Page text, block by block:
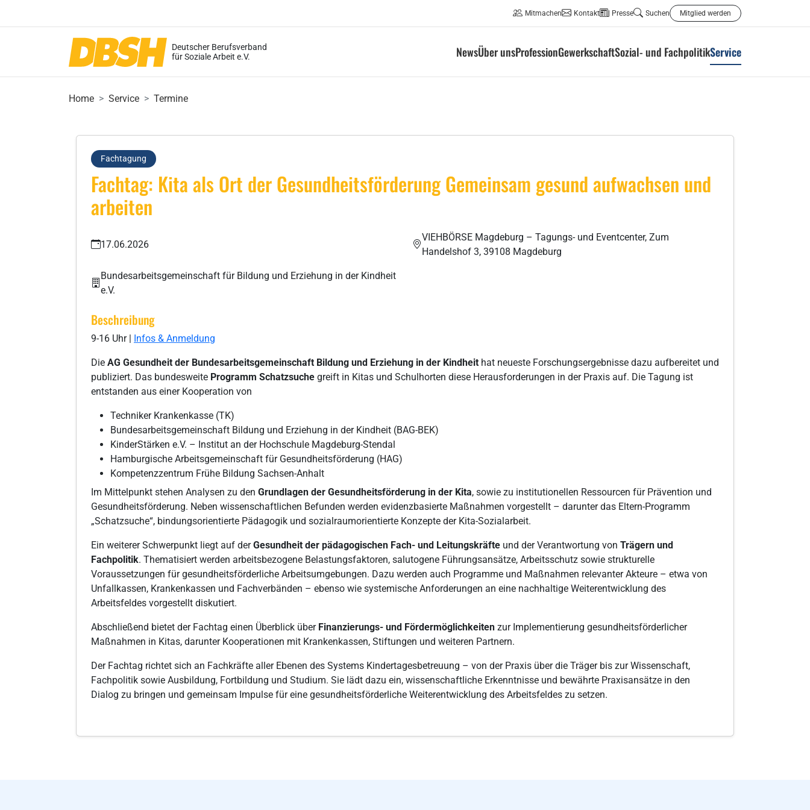
Mitmachen Kontakt Presse Suchen Mitglied werden
Deutscher Berufsverband
für Soziale Arbeit e.V.
NewsÜber unsProfessionGewerkschaftSozial- und FachpolitikService
Home Service Termine
Fachtagung
Fachtag: Kita als Ort der Gesundheitsförderung Gemeinsam gesund aufwachsen und
arbeiten
17.06.2026
VIEHBÖRSE Magdeburg – Tagungs- und Eventcenter, Zum
Handelshof 3, 39108 Magdeburg
Bundesarbeitsgemeinschaft für Bildung und Erziehung in der Kindheit
e.V.
Beschreibung
9-16 Uhr | Infos & Anmeldung
Die AG Gesundheit der Bundesarbeitsgemeinschaft Bildung und Erziehung in der Kindheit hat neueste Forschungsergebnisse dazu aufbereitet und
publiziert. Das bundesweite Programm Schatzsuche greift in Kitas und Schulhorten diese Herausforderungen in der Praxis auf. Die Tagung ist
entstanden aus einer Kooperation von
Techniker Krankenkasse (TK)
Bundesarbeitsgemeinschaft Bildung und Erziehung in der Kindheit (BAG-BEK)
KinderStärken e.V. – Institut an der Hochschule Magdeburg-Stendal
Hamburgische Arbeitsgemeinschaft für Gesundheitsförderung (HAG)
Kompetenzzentrum Frühe Bildung Sachsen-Anhalt
Im Mittelpunkt stehen Analysen zu den Grundlagen der Gesundheitsförderung in der Kita, sowie zu institutionellen Ressourcen für Prävention und
Gesundheitsförderung. Neben wissenschaftlichen Befunden werden evidenzbasierte Maßnahmen vorgestellt – darunter das Eltern-Programm
„Schatzsuche“, bindungsorientierte Pädagogik und sozialraumorientierte Konzepte der Kita-Sozialarbeit.
Ein weiterer Schwerpunkt liegt auf derGesundheit der pädagogischen Fach- und Leitungskräfte und der Verantwortung von Trägern und
Fachpolitik. Thematisiert werden arbeitsbezogene Belastungsfaktoren, salutogene Führungsansätze, Arbeitsschutz sowie strukturelle
Voraussetzungen für gesundheitsförderliche Arbeitsumgebungen. Dazu werden auch Programme und Maßnahmen relevanter Akteure – etwa von
Unfallkassen, Krankenkassen und Fachverbänden – ebenso wie systemische Anforderungen an eine nachhaltige Weiterentwicklung des
Arbeitsfeldes vorgestellt diskutiert.
Abschließend bietet der Fachtag einen Überblick über Finanzierungs- und Fördermöglichkeiten zur Implementierung gesundheitsförderlicher
Maßnahmen in Kitas, darunter Kooperationen mit Krankenkassen, Stiftungen und weiteren Partnern.
Der Fachtag richtet sich an Fachkräfte aller Ebenen des Systems Kindertagesbetreuung – von der Praxis über die Träger bis zur Wissenschaft,
Fachpolitik sowie Ausbildung, Fortbildung und Studium. Sie lädt dazu ein, wissenschaftliche Erkenntnisse und bewährte Praxisansätze in den
Dialog zu bringen und gemeinsam Impulse für eine gesundheitsförderliche Weiterentwicklung des Arbeitsfeldes zu setzen.